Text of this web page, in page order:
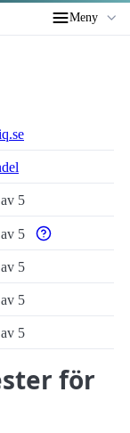
Meny
5
5
Varför enbart
5
5
5
för